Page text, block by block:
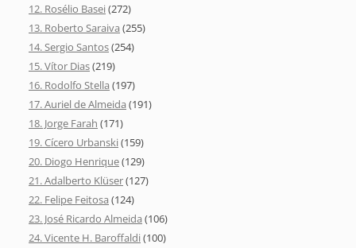
12. Rosélio Basei(272)
13. Roberto Saraiva (255)
14. Sergio Santos(254)
15. Vítor Dias(219)
16. Rodolfo Stella (197)
17. Auriel de Almeida (191)
18. Jorge Farah (171)
19. Cícero Urbanski(159)
20. Diogo Henrique(129)
21. Adalberto Klüser(127)
22. Felipe Feitosa (124)
23. José Ricardo Almeida (106)
24. Vicente H. Baroffaldi(100)